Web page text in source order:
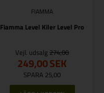
FIAMMA
Fiamma Level Kiler Level Pro
Vejl. udsalg274,00
249,00SEK
SPARA 25,00